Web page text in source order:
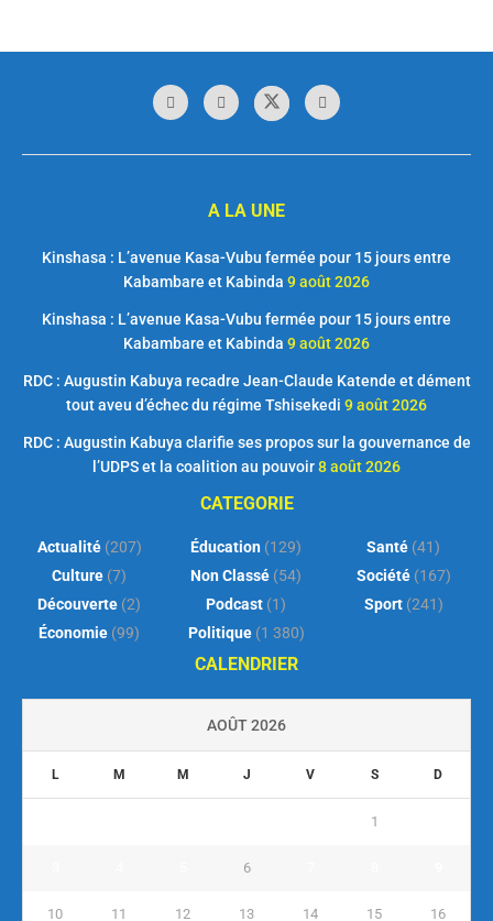
A LA UNE
Kinshasa : L’avenue Kasa-Vubu fermée pour 15 jours entre
Kabambare et Kabinda 9 août 2026
Kinshasa : L’avenue Kasa-Vubu fermée pour 15 jours entre
Kabambare et Kabinda 9 août 2026
RDC : Augustin Kabuya recadre Jean-Claude Katende et dément
tout aveu d’échec du régime Tshisekedi 9 août 2026
RDC : Augustin Kabuya clarifie ses propos sur la gouvernance de
l’UDPS et la coalition au pouvoir8 août 2026
CATEGORIE
Actualité(207)
Culture (7)
Découverte (2)
Économie (99)
Éducation (129)
Non Classé (54)
Podcast (1)
Politique(1 380)
Santé (41)
Société(167)
Sport(241)
CALENDRIER
AOÛT 2026
L M M J V S D
1
6
10 11 12 13 14 15 16